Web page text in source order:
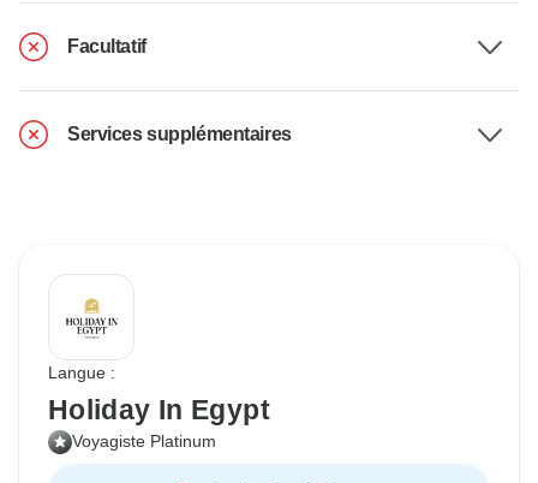
Facultatif
Services supplémentaires
Langue :
Holiday In Egypt
Voyagiste Platinum